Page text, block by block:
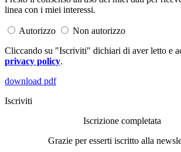
linea con i miei interessi.
Autorizzo
Non autorizzo
Cliccando su "Iscriviti" dichiari di aver letto e
privacy policy.
download pdf
Iscriviti
Iscrizione completata
Grazie per esserti iscritto alla